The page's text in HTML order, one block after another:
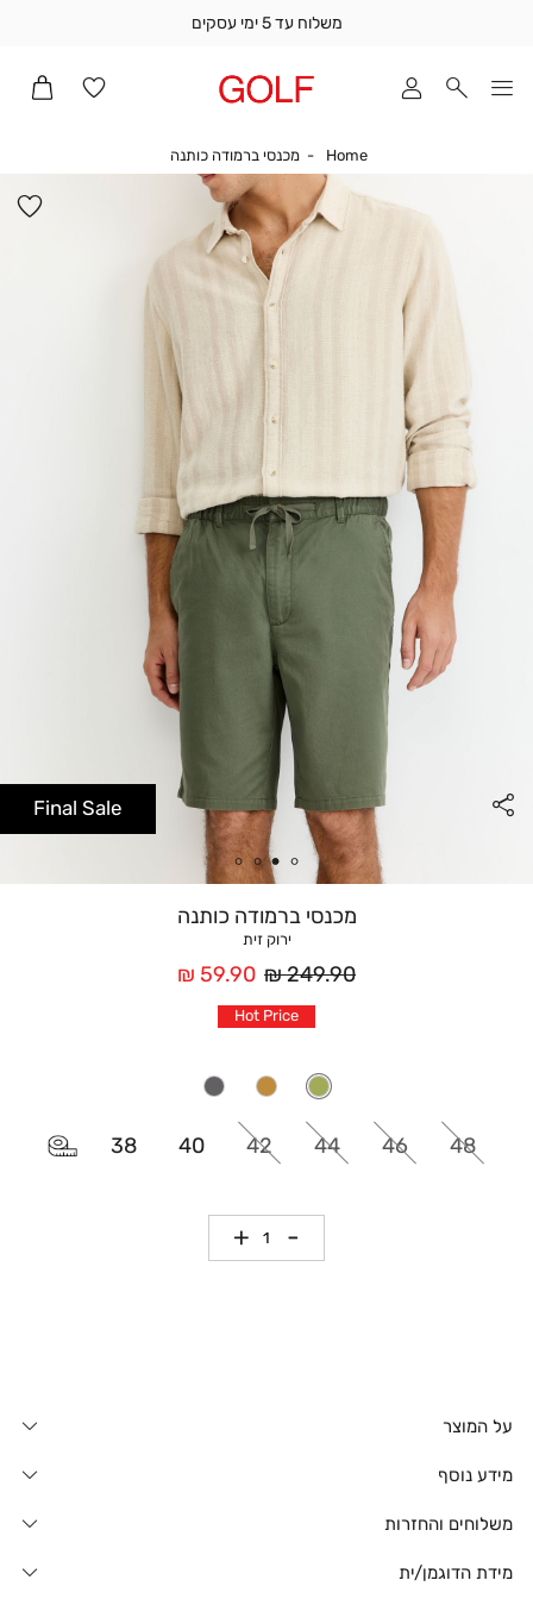
משלוח עד 5 ימי עסקים
Home
Homeמכנסי ברמודה כותנה
מכנסי ברמודה כותנה
ירוק זית
מחיר
אחרי
הנחה
59.90 ₪
מחיר
249.90 ₪
Hot Price
38 40 42 44 46 48
כמות
על המוצר
מידע נוסף
משלוחים והחזרות
מידת הדוגמן/ית
Final Sale